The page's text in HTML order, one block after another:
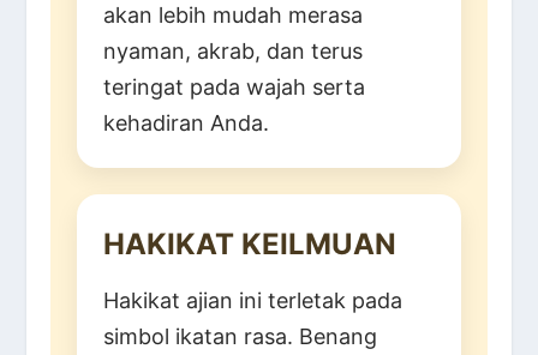
akan lebih mudah merasa
nyaman, akrab, dan terus
teringat pada wajah serta
kehadiran Anda.
HAKIKAT KEILMUAN
Hakikat ajian ini terletak pada
simbol ikatan rasa. Benang